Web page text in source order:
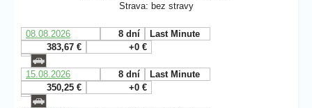
Strava: bez stravy
08.08.2026 8 dní
Last Minute
383,67 €
+0 €
15.08.2026 8 dní
Last Minute
350,25 €
+0 €